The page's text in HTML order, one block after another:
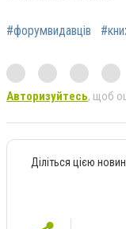
#форумвидавців
Авторизуйтесь, щоб
Діліться цією